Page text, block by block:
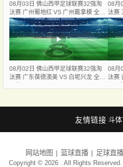
08月03日 佛山西甲足球联赛32强淘
汰赛 广州蜀地红 VS 广州戴拿模 全场
录像
08月
汰赛
澳科
08月02日 佛山西甲足球联赛32强淘
汰赛 广东葆德澳美 VS 白坭兴龙 全场
08月
汰赛
友情链接 斗
网站地图 篮球直播 足球直播
Copyright © 2026 . All Rights Reserved.